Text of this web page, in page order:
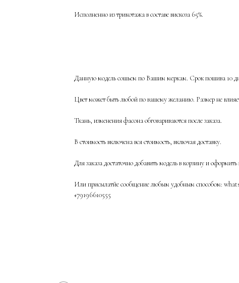
Исполненно из трикотажа в составе вискоза 65%.
Данную модель сошьем по Вашим меркам. Срок пошива 10
Цвет может быть любой по вашему желанию. Размер не
Ткань, изменения фасона обговариваются после заказа.
В стоимость включена вся стоимость, включая доставку.
Для заказа достаточно добавить модель в корзину и
Или присылатйе сообщение любым удобным способом:
+79196610555